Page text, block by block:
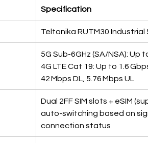
Specification
Teltonika RUTM30 Industrial
5G Sub-6GHz (SA/NSA): Up
4G LTE Cat 19: Up to 1.6
42 Mbps DL, 5.76 Mbps UL
Dual 2FF SIM slots + eSIM
auto-switching based on
connection status